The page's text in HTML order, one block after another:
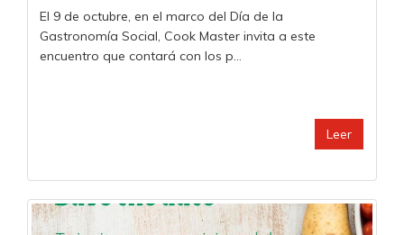
El 9 de octubre, en el marco del Día de la
Gastronomía Social, Cook Master invita a este
encuentro que contará con los p...
Leer